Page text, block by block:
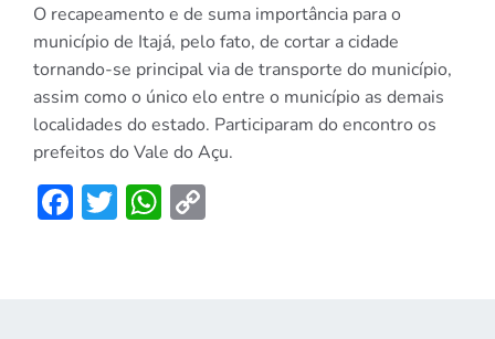
O recapeamento e de suma importância para o
município de Itajá, pelo fato, de cortar a cidade
tornando-se principal via de transporte do município,
assim como o único elo entre o município as demais
localidades do estado. Participaram do encontro os
prefeitos do Vale do Açu.
Facebook
TwitterWhatsApp